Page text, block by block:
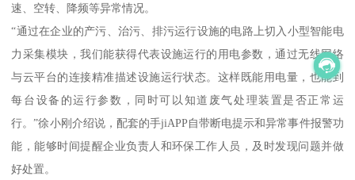
速、空转、降频等异常情况。
“通过在企业的产污、治污、排污运行设施的电路上切入小型智能电
力采集模块，我们能获得代表设施运行的用电参数，通过无线网络
与云平台的连接精准描述设施运行状态。这样既能用电量，也能到
每台设备的运行参数，同时可以知道废气处理装置是否正常运
行。”徐小刚介绍说，配套的手jiAPP自带断电提示和异常事件报警功
能，能够时间提醒企业负责人和环保工作人员，及时发现问题并做
好处置。